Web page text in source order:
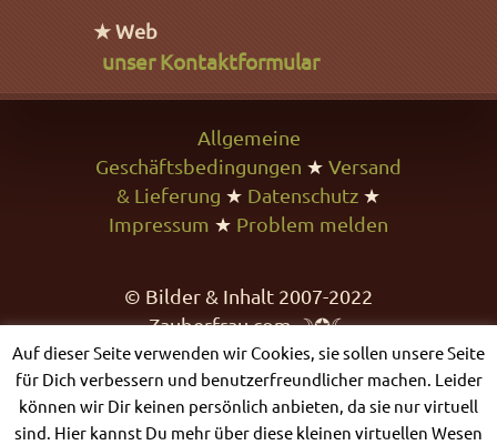
★ Web
unser Kontaktformular
Allgemeine
Geschäftsbedingungen ★ Versand
& Lieferung ★ Datenschutz ★
Impressum ★ Problem melden
© Bilder & Inhalt 2007-2022
Zauberfrau.com ☽✪☾
Auf dieser Seite verwenden wir Cookies, sie sollen unsere Seite
für Dich verbessern und benutzerfreundlicher machen. Leider
können wir Dir keinen persönlich anbieten, da sie nur virtuell
sind. Hier kannst Du mehr über diese kleinen virtuellen Wesen